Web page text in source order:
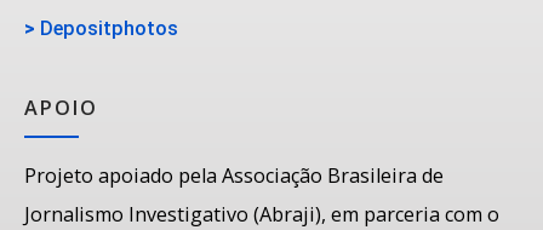
> Depositphotos
APOIO
Projeto apoiado pela Associação Brasileira de
Jornalismo Investigativo (Abraji), em parceria com o